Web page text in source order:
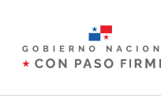
contenido